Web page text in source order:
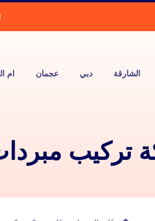
الشارقة دبي عجمان ام
مبردات